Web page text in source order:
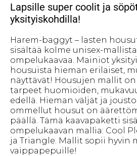
Lapsille super coolit ja
yksityiskohdilla!
Harem-baggyt – lasten
sisältää kolme unisex-
ompelukaavaa. Mainiot
housuista hieman erilaiset,
näyttävät! Housujen mallit
tarpeet huomioiden,
edellä. Hieman väljät ja
ommellut housut on
päällä. Tämä kaavapaketti
ompelukaavan mallia: Cool
ja Triangle. Mallit sopii hyvin
vaippapepuille!